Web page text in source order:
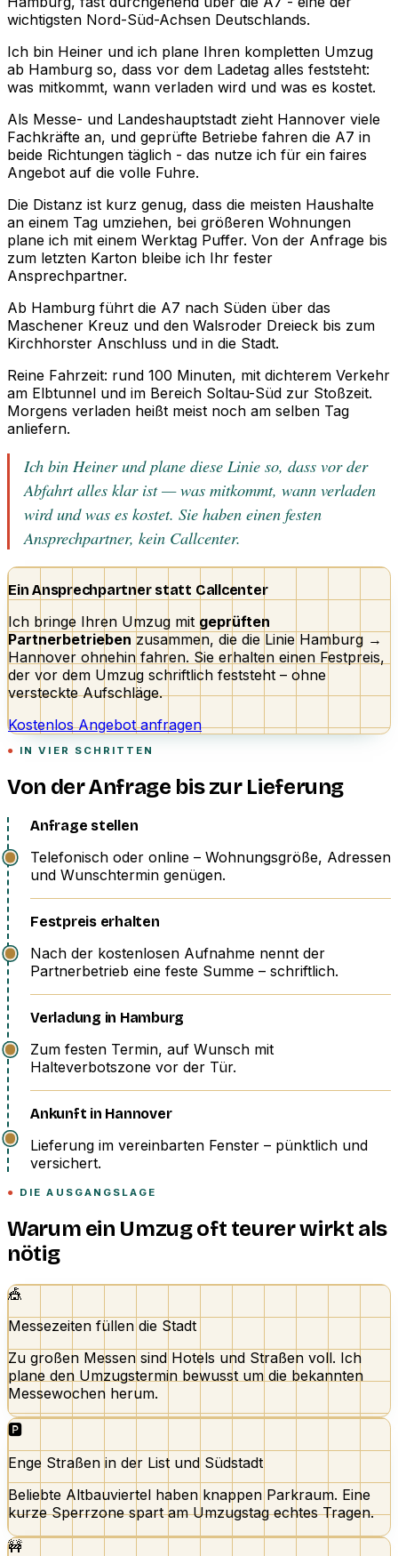
wichtigsten Nord-Süd-Achsen Deutschlands.
Ich bin Heiner und ich plane Ihren kompletten Umzug
ab Hamburg so, dass vor dem Ladetag alles feststeht:
was mitkommt, wann verladen wird und was es kostet.
Als Messe- und Landeshauptstadt zieht Hannover viele
Fachkräfte an, und geprüfte Betriebe fahren die A7 in
beide Richtungen täglich - das nutze ich für ein faires
Angebot auf die volle Fuhre.
Die Distanz ist kurz genug, dass die meisten Haushalte
an einem Tag umziehen, bei größeren Wohnungen
plane ich mit einem Werktag Puffer. Von der Anfrage bis
zum letzten Karton bleibe ich Ihr fester
Ansprechpartner.
Ab Hamburg führt die A7 nach Süden über das
Maschener Kreuz und den Walsroder Dreieck bis zum
Kirchhorster Anschluss und in die Stadt.
Reine Fahrzeit: rund 100 Minuten, mit dichterem Verkehr
am Elbtunnel und im Bereich Soltau-Süd zur Stoßzeit.
Morgens verladen heißt meist noch am selben Tag
anliefern.
Ich bin Heiner und plane diese Linie so, dass vor der
Abfahrt alles klar ist — was mitkommt, wann verladen
wird und was es kostet. Sie haben einen festen
Ansprechpartner, kein Callcenter.
Ein Ansprechpartner statt Callcenter
Ich bringe Ihren Umzug mit geprüften
Partnerbetrieben zusammen, die die Linie Hamburg →
Hannover ohnehin fahren. Sie erhalten einen Festpreis,
der vor dem Umzug schriftlich feststeht – ohne
versteckte Aufschläge.
Kostenlos Angebot anfragen
IN VIER SCHRITTEN
Von der Anfrage bis zur Lieferung
Anfrage stellen
Telefonisch oder online – Wohnungsgröße, Adressen
und Wunschtermin genügen.
Festpreis erhalten
Nach der kostenlosen Aufnahme nennt der
Partnerbetrieb eine feste Summe – schriftlich.
Verladung in Hamburg
Zum festen Termin, auf Wunsch mit
Halteverbotszone vor der Tür.
Ankunft in Hannover
Lieferung im vereinbarten Fenster – pünktlich und
versichert.
DIE AUSGANGSLAGE
Warum ein Umzug oft teurer wirkt als
nötig
🎪
Messezeiten füllen die Stadt
Zu großen Messen sind Hotels und Straßen voll. Ich
plane den Umzugstermin bewusst um die bekannten
Messewochen herum.
🅿️
Enge Straßen in der List und Südstadt
Beliebte Altbauviertel haben knappen Parkraum. Eine
kurze Sperrzone spart am Umzugstag echtes Tragen.
🚧